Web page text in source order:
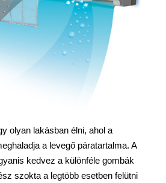
olyan lakásban élni, ahol a
a levegő páratartalma. A
kedvez a különféle gombák
szokta a legtöbb esetben felütni